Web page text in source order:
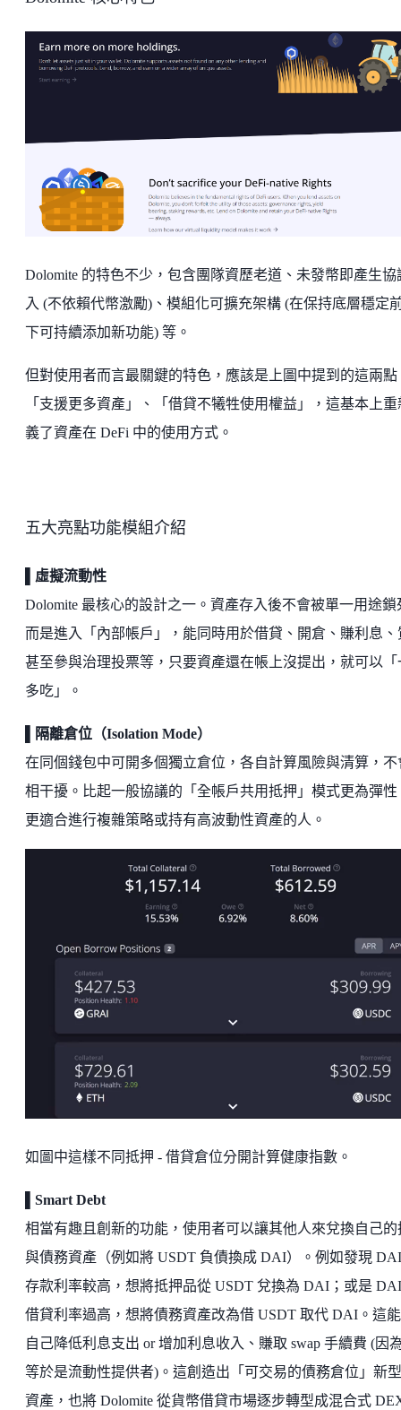
Dolomite 的特色不少，包含團隊資歷老道、未發幣即產生協
入 (不依賴代幣激勵)、模組化可擴充架構 (在保持底層穩定
下可持續添加新功能) 等。
但對使用者而言最關鍵的特色，應該是上圖中提到的這兩點
「支援更多資產」、「借貸不犧牲使用權益」，這基本上重
義了資產在 DeFi 中的使用方式。
五大亮點功能模組介紹
▌虛擬流動性
Dolomite 最核心的設計之一。資產存入後不會被單一用途鎖
而是進入「內部帳戶」，能同時用於借貸、開倉、賺利息、
甚至參與治理投票等，只要資產還在帳上沒提出，就可以「
多吃」。
▌隔離倉位（Isolation Mode）
在同個錢包中可開多個獨立倉位，各自計算風險與清算，不
相干擾。比起一般協議的「全帳戶共用抵押」模式更為彈性
更適合進行複雜策略或持有高波動性資產的人。
如圖中這樣不同抵押 - 借貸倉位分開計算健康指數。
▌Smart Debt
相當有趣且創新的功能，使用者可以讓其他人來兌換自己的
與債務資產（例如將 USDT 負債換成 DAI）。例如發現
存款利率較高，想將抵押品從 USDT 兌換為 DAI；或是
借貸利率過高，想將債務資產改為借 USDT 取代 DAI。這
自己降低利息支出 or 增加利息收入、賺取 swap 手續費 (因
等於是流動性提供者)。這創造出「可交易的債務倉位」新
資產，也將 Dolomite 從貨幣借貸市場逐步轉型成混合式